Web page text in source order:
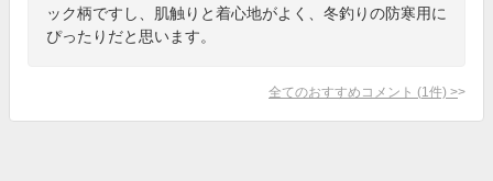
ック柄ですし、肌触りと着心地がよく、冬釣りの防寒用に
ぴったりだと思います。
全てのおすすめコメント (1 件) >